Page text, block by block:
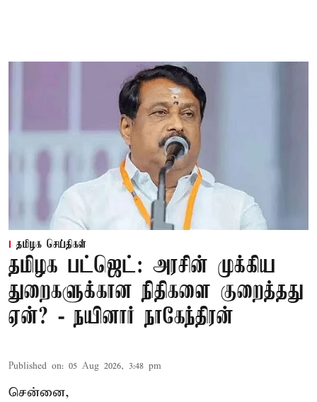
தமிழக செய்திகள்
தமிழக பட்ஜெட்: அரசின் முக்கிய
துறைகளுக்கான நிதிகளை குறைத்தது
ஏன்? - நயினார் நாகேந்திரன்
Published on: 05 Aug 2026, 3:48 pm
சென்னை,